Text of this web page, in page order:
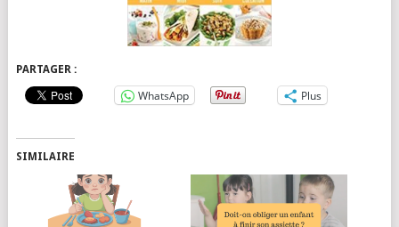
PARTAGER :
WhatsApp Plus
SIMILAIRE